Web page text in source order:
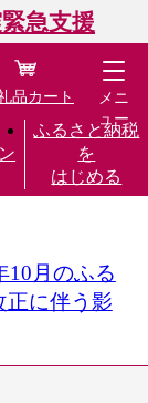
急支援
ふるさと納税
を
はじめる
品カート
メニ
ュー
10月のふる
正に伴う影